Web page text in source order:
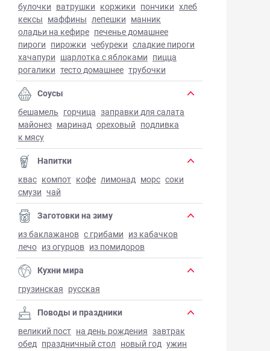
булочки ватрушки коржики пончики хлеб
кексы маффины лепешки манник
оладьи на кефире печенье домашнее
пироги пирожки чебуреки сладкие пироги
хачапури шарлотка с яблоками пицца
рогалики тесто домашнее трубочки
Соусы
бешамель горчица заправки для салата
майонез маринад ореховый подливка
к мясу
Напитки
квас компот кофе лимонад морс соки
смузи чай
Заготовки на зиму
из баклажанов с грибами из кабачков
лечо из огурцов из помидоров
Кухни мира
грузинская русская
Поводы и праздники
великий пост на день рождения завтрак
обед праздничный стол новый год ужин